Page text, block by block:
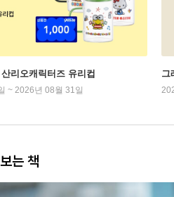
리오캐릭터즈 유리컵
~ 2026년 08월 31일
그
는 책